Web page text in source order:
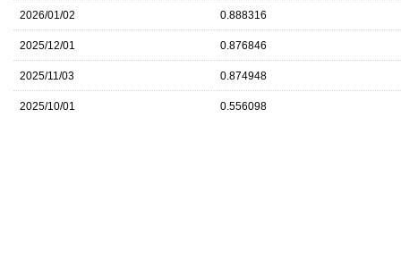
2026/01/02 0.888316
2025/12/01 0.876846
2025/11/03 0.874948
2025/10/01 0.556098